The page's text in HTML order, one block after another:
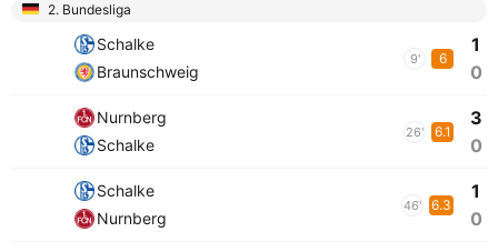
2. Bundesliga
Schalke
Braunschweig
9' 6
1
0
Nurnberg
Schalke
26' 6.1
3
0
Schalke
Nurnberg
46' 6.3
1
0